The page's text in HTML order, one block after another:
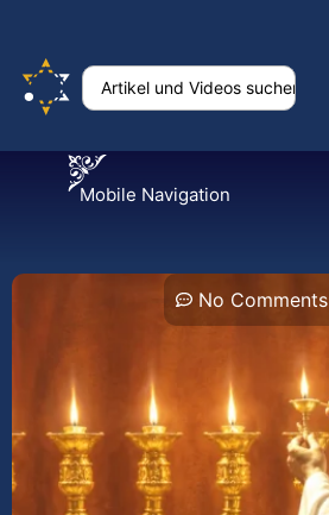
Mobile Navigation
No Comments